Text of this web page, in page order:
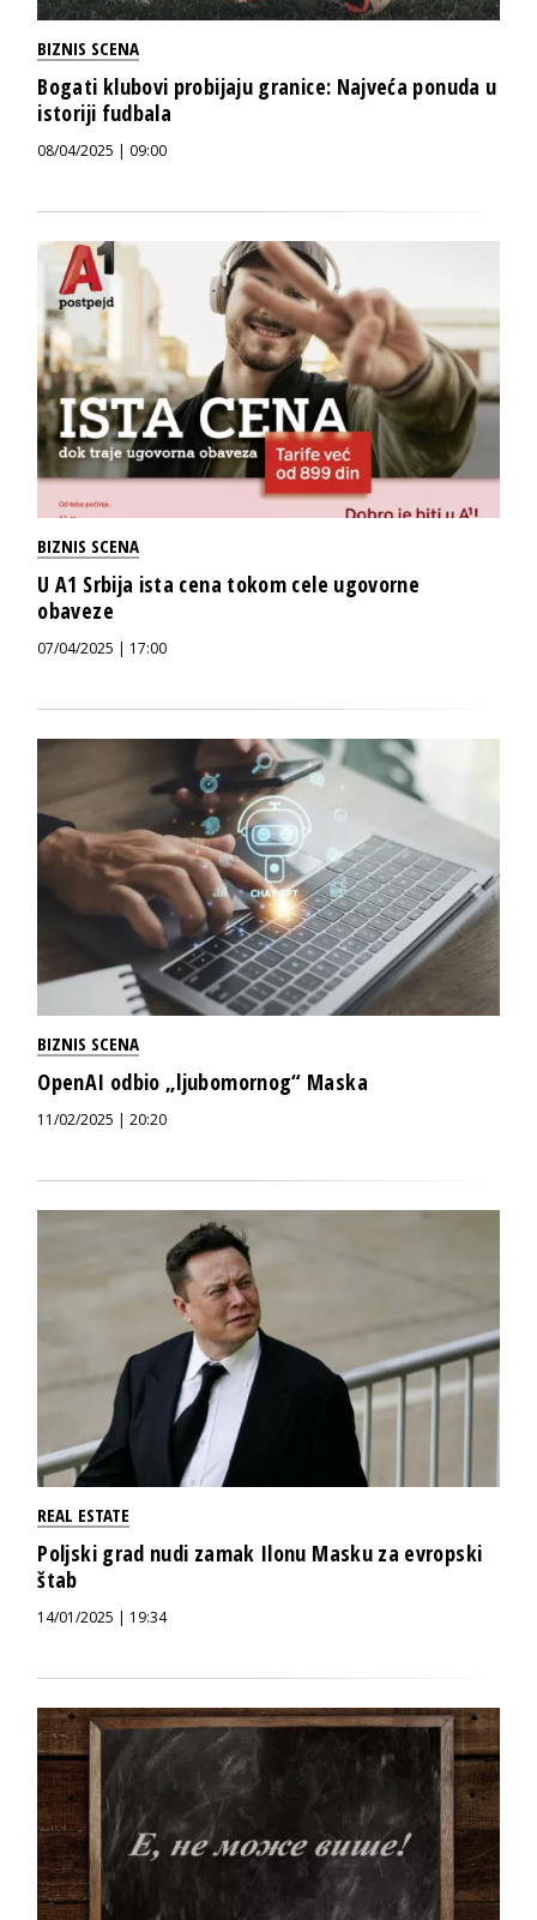
BIZNIS SCENA
Bogati klubovi probijaju granice: Najveća ponuda u
istoriji fudbala
08/04/2025 | 09:00
BIZNIS SCENA
U A1 Srbija ista cena tokom cele ugovorne
obaveze
07/04/2025 | 17:00
BIZNIS SCENA
OpenAI odbio „ljubomornog“ Maska
11/02/2025 | 20:20
REAL ESTATE
Poljski grad nudi zamak Ilonu Masku za evropski
štab
14/01/2025 | 19:34